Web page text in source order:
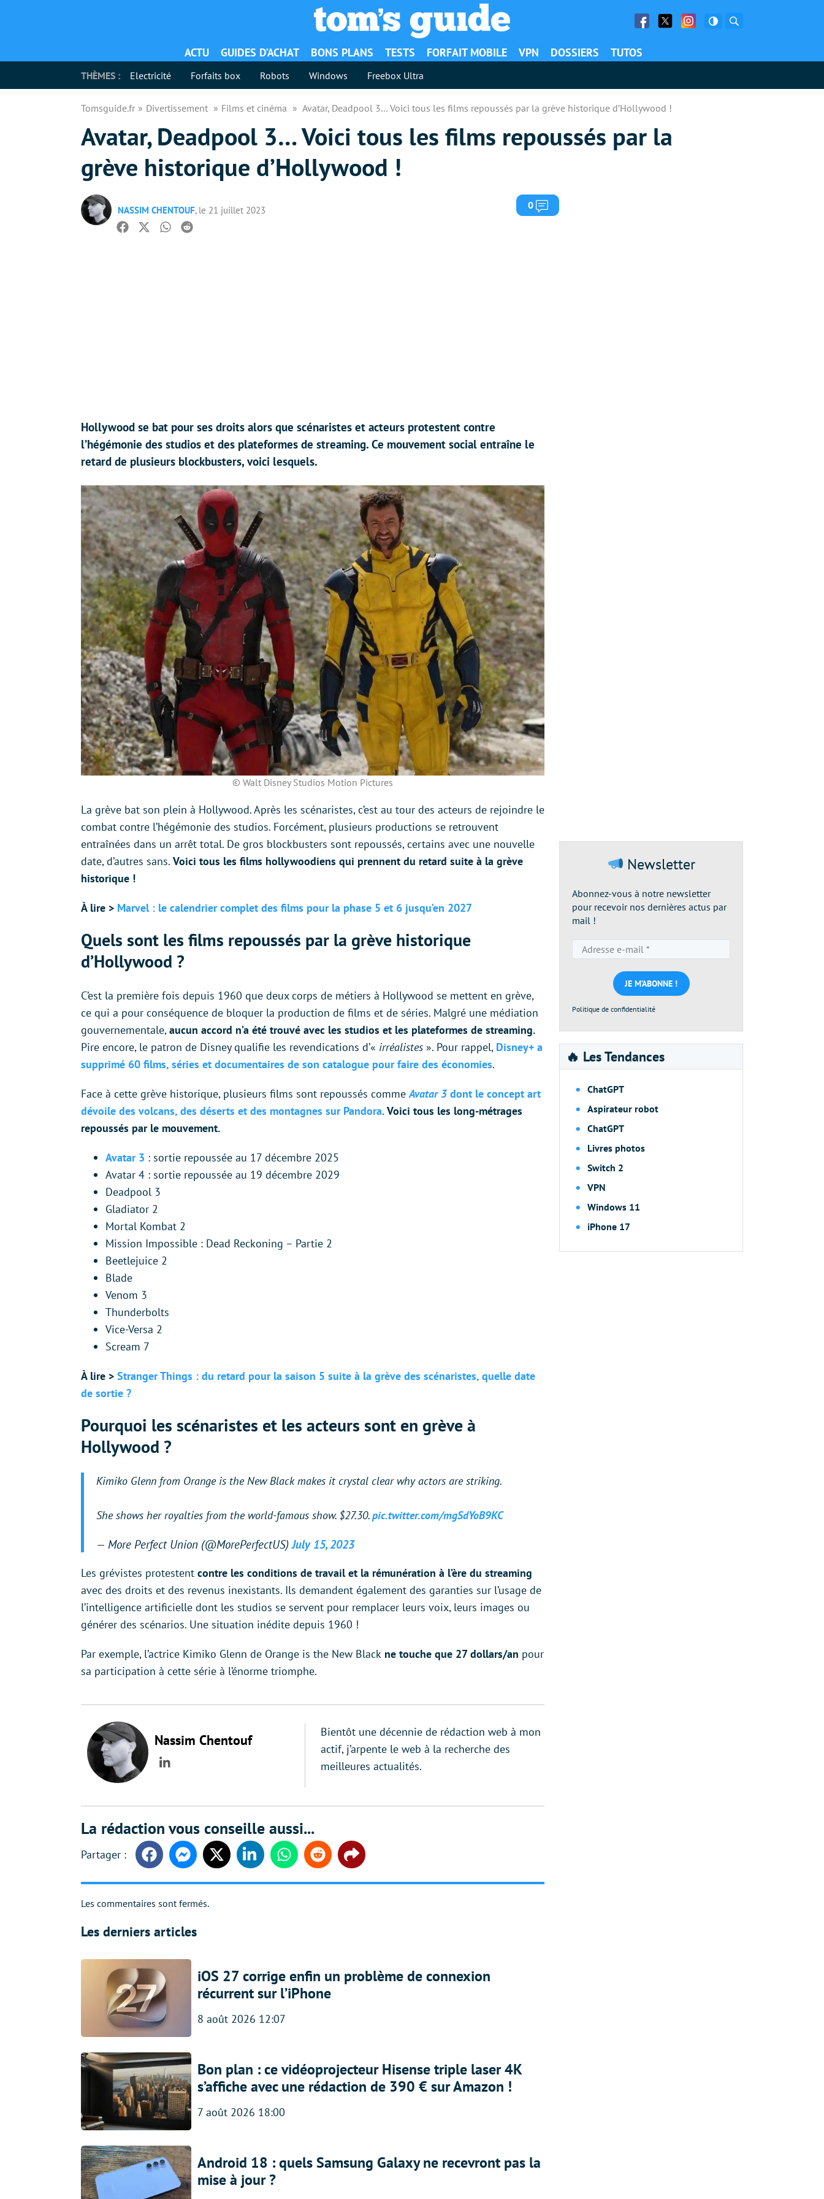
Facebook
Twitter Facebook
ACTU GUIDES D’ACHAT BONS PLANS TESTS FORFAIT MOBILE VPN DOSSIERS TUTOS
THÈMES : Electricité Forfaits box Robots Windows Freebox Ultra
Tomsguide.fr Divertissement Films et cinéma Avatar, Deadpool 3… Voici tous les films repoussés par la grève historique d’Hollywood !
Avatar, Deadpool 3… Voici tous les films repoussés par la
grève historique d’Hollywood !
NASSIM CHENTOUF, le 21 juillet 2023 0 Commentaires
Facebook
TwitterWhatsapp
Reddit
Hollywood se bat pour ses droits alors que scénaristes et acteurs protestent contre
l’hégémonie des studios et des plateformes de streaming. Ce mouvement social entraîne le
retard de plusieurs blockbusters, voici lesquels.
© Walt Disney Studios Motion Pictures
La grève bat son plein à Hollywood. Après les scénaristes, c’est au tour des acteurs de rejoindre le
combat contre l’hégémonie des studios. Forcément, plusieurs productions se retrouvent
entraînées dans un arrêt total. De gros blockbusters sont repoussés, certains avec une nouvelle
date, d’autres sans. Voici tous les films hollywoodiens qui prennent du retard suite à la grève
historique !
À lire > Marvel : le calendrier complet des films pour la phase 5 et 6 jusqu’en 2027
Quels sont les films repoussés par la grève historique
d’Hollywood ?
C’est la première fois depuis 1960 que deux corps de métiers à Hollywood se mettent en grève,
ce qui a pour conséquence de bloquer la production de films et de séries. Malgré une médiation
gouvernementale, aucun accord n’a été trouvé avec les studios et les plateformes de streaming.
Pire encore, le patron de Disney qualifie les revendications d’« irréalistes ». Pour rappel, Disney+ a
supprimé 60 films, séries et documentaires de son catalogue pour faire des économies.
Face à cette grève historique, plusieurs films sont repoussés comme Avatar 3 dont le concept art
dévoile des volcans, des déserts et des montagnes sur Pandora. Voici tous les long-métrages
repoussés par le mouvement.
Avatar 3 : sortie repoussée au 17 décembre 2025
Avatar 4 : sortie repoussée au 19 décembre 2029
Deadpool 3
Gladiator 2
Mortal Kombat 2
Mission Impossible : Dead Reckoning – Partie 2
Beetlejuice 2
Blade
Venom 3
Thunderbolts
Vice-Versa 2
Scream 7
À lire > Stranger Things : du retard pour la saison 5 suite à la grève des scénaristes, quelle date
de sortie ?
Pourquoi les scénaristes et les acteurs sont en grève à
Hollywood ?
Kimiko Glenn from Orange is the New Black makes it crystal clear why actors are striking.
She shows her royalties from the world-famous show. $27.30.pic.twitter.com/mgSdYoB9KC
— More Perfect Union (@MorePerfectUS)July 15, 2023
Les grévistes protestent contre les conditions de travail et la rémunération à l’ère du streaming
avec des droits et des revenus inexistants. Ils demandent également des garanties sur l’usage de
l’intelligence artificielle dont les studios se servent pour remplacer leurs voix, leurs images ou
générer des scénarios. Une situation inédite depuis 1960 !
Par exemple, l’actrice Kimiko Glenn de Orange is the New Black ne touche que 27 dollars/an pour
sa participation à cette série à l’énorme triomphe.
Nassim Chentouf
LinkedIn
Bientôt une décennie de rédaction web à mon
actif, j’arpente le web à la recherche des
meilleures actualités.
La rédaction vous conseille aussi...
FacebookMessengerTwitter LinkedinWhatsappReddit Share
Les commentaires sont fermés.
Les derniers articles
iOS 27 corrige enfin un problème de connexion
récurrent sur l’iPhone
8 août 2026 12:07
Bon plan : ce vidéoprojecteur Hisense triple laser 4K
s’affiche avec une rédaction de 390 € sur Amazon !
7 août 2026 18:00
Android 18 : quels Samsung Galaxy ne recevront pas la
mise à jour ?
Newsletter
Abonnez-vous à notre newsletter
pour recevoir nos dernières actus par
mail !
e-
mail
*
Politique de confidentialité
🔥 Les Tendances
ChatGPT
Aspirateur robot
ChatGPT
Livres photos
Switch 2
VPN
Windows 11
iPhone 17